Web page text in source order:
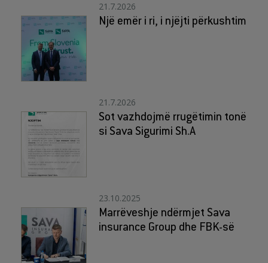
21.7.2026
Një emër i ri, i njëjti përkushtim
21.7.2026
Sot vazhdojmë rrugëtimin tonë
si Sava Sigurimi Sh.A
23.10.2025
Marrëveshje ndërmjet Sava
insurance Group dhe FBK-së